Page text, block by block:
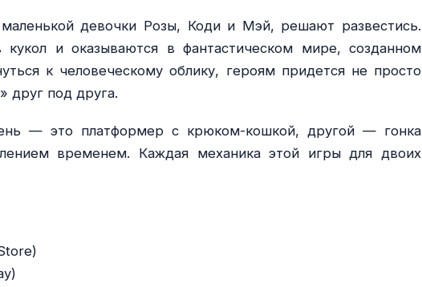
девочки Розы, Коди и Мэй, решают развестись.
и оказываются в фантастическом мире, созданном
к человеческому облику, героям придется не просто
друг под друга.
— это платформер с крюком-кошкой, другой — гонка
временем. Каждая механика этой игры для двоих